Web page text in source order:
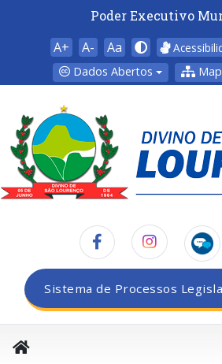
Poder Executivo
A+ A- Aa
Dados Abertos
Sistema de Processos